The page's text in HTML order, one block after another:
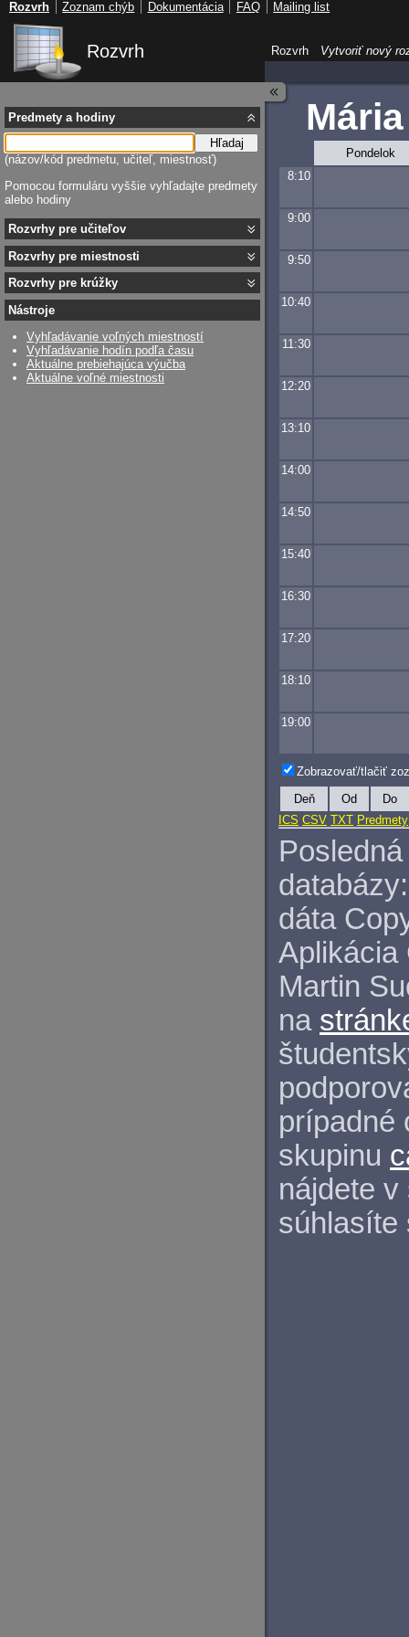
Rozvrh
Pondelok
8:10
9:00
9:50
10:40
11:30
12:20
13:10
14:00
14:50
15:40
16:30
17:20
18:10
19:00
Zobrazovať/tlačiť
Deň Od
Do
ICS CSV TXT Predmety
databázy:
dáta
Aplikácia
Martin
na
prípadné
skupinu
nájdete
Predmety a hodiny
Hľadaj
(názov/kód predmetu, učiteľ, miestnosť)
Pomocou formuláru vyššie vyhľadajte predmety
alebo hodiny
Rozvrhy pre učiteľov
Rozvrhy pre miestnosti
Rozvrhy pre krúžky
Nástroje
Vyhľadávanie voľných miestností
Vyhľadávanie hodín podľa času
Aktuálne prebiehajúca výučba
Aktuálne voľné miestnosti
Rozvrh Vytvoriť nový
Rozvrh Zoznam chýb Dokumentácia FAQ Mailing list